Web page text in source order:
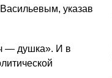
указав
— душка». И в